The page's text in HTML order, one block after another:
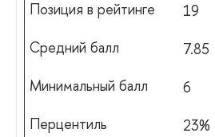
19
7.85
6
23%